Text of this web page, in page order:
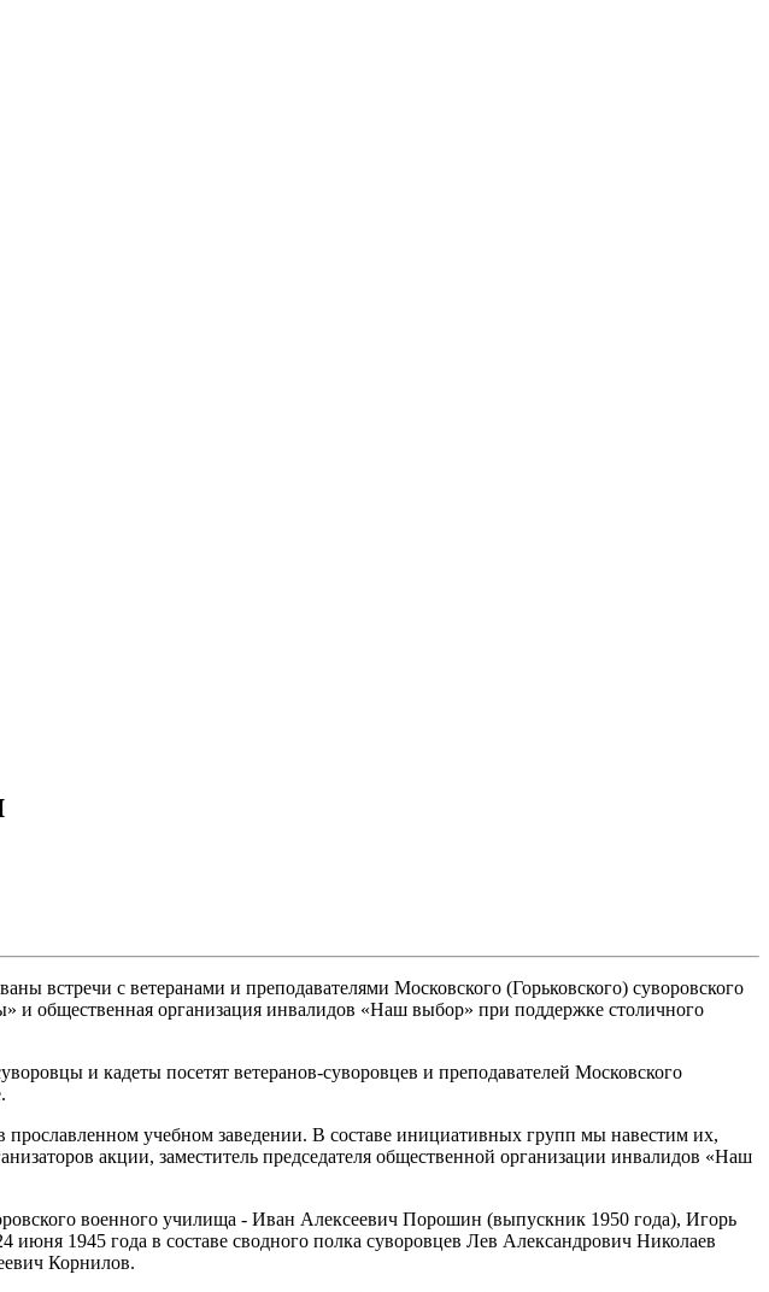
встречи с ветеранами и преподавателями Московского (Горьковского) суворовского
и общественная организация инвалидов «Наш выбор» при поддержке столичного
и кадеты посетят ветеранов-суворовцев и преподавателей Московского
учебном заведении. В составе инициативных групп мы навестим их,
акции, заместитель председателя общественной организации инвалидов «Наш
военного училища - Иван Алексеевич Порошин (выпускник 1950 года), Игорь
1945 года в составе сводного полка суворовцев Лев Александрович Николаев
Корнилов.